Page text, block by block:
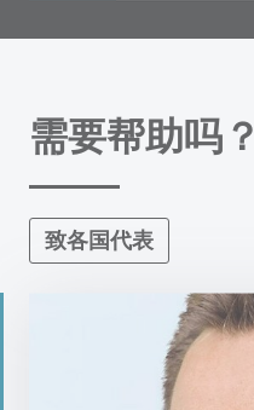
需要帮助吗？
致各国代表